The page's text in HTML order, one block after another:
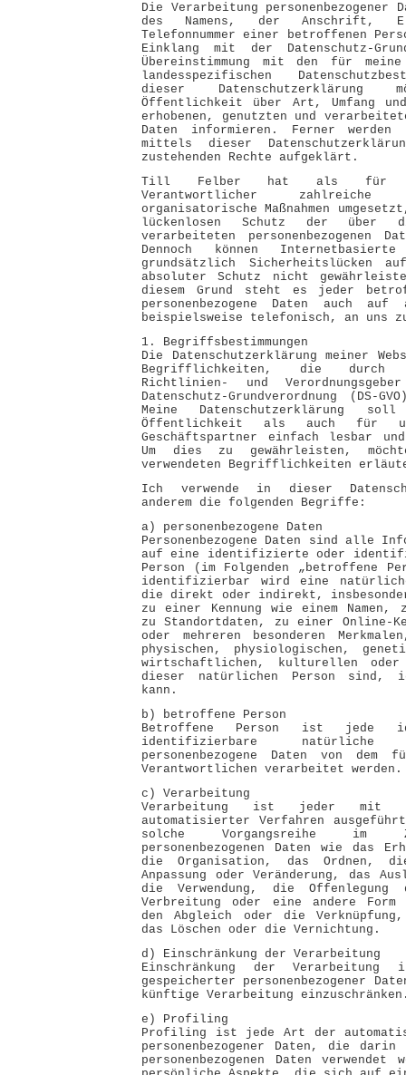
Die Verarbeitung personenbezogener
des Namens, der Anschrift, E-
Telefonnummer einer betroffenen
Einklang mit der Datenschutz-
Übereinstimmung mit den für
landesspezifischen
dieser
Öffentlichkeit über Art, Umfang
erhobenen, genutzten und
Daten informieren. Ferner werden
mittels dieser
zustehenden Rechte aufgeklärt.
Till Felber hat als für
Verantwortlicher zahlreiche
organisatorische Maßnahmen
lückenlosen Schutz der über
verarbeiteten personenbezogenen
Dennoch können Internetbasierte
grundsätzlich Sicherheitslücken
absoluter Schutz nicht
diesem Grund steht es jeder
personenbezogene Daten auch auf
beispielsweise telefonisch, an uns
1. Begriffsbestimmungen
Die Datenschutzerklärung meiner
Begrifflichkeiten, die durch
Richtlinien- und
Datenschutz-Grundverordnung (DS-
Meine Datenschutzerklärung
Öffentlichkeit als auch für
Geschäftspartner einfach lesbar
Um dies zu gewährleisten,
verwendeten Begrifflichkeiten
Ich verwende in dieser
anderem die folgenden Begriffe:
a) personenbezogene Daten
Personenbezogene Daten sind alle
auf eine identifizierte oder
Person (im Folgenden „betroffene
identifizierbar wird eine natürliche
die direkt oder indirekt,
zu einer Kennung wie einem Namen,
zu Standortdaten, zu einer Online-
oder mehreren besonderen
physischen, physiologischen,
wirtschaftlichen, kulturellen
dieser natürlichen Person sind,
kann.
b) betroffene Person
Betroffene Person ist jede
identifizierbare natürliche
personenbezogene Daten von dem
Verantwortlichen verarbeitet werden.
c) Verarbeitung
Verarbeitung ist jeder mit
automatisierter Verfahren
solche Vorgangsreihe im
personenbezogenen Daten wie das
die Organisation, das Ordnen,
Anpassung oder Veränderung, das
die Verwendung, die Offenlegung
Verbreitung oder eine andere
den Abgleich oder die
das Löschen oder die Vernichtung.
d) Einschränkung der Verarbeitung
Einschränkung der
gespeicherter personenbezogener
künftige Verarbeitung
e) Profiling
Profiling ist jede Art der
personenbezogener Daten, die
personenbezogenen Daten verwendet